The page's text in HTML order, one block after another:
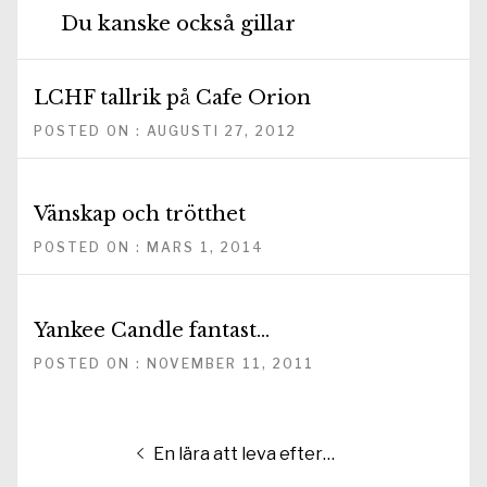
Du kanske också gillar
LCHF tallrik på Cafe Orion
POSTED ON : AUGUSTI 27, 2012
Vänskap och trötthet
POSTED ON : MARS 1, 2014
Yankee Candle fantast…
POSTED ON : NOVEMBER 11, 2011
Inläggsnavigering
Föregående
En lära att leva efter…